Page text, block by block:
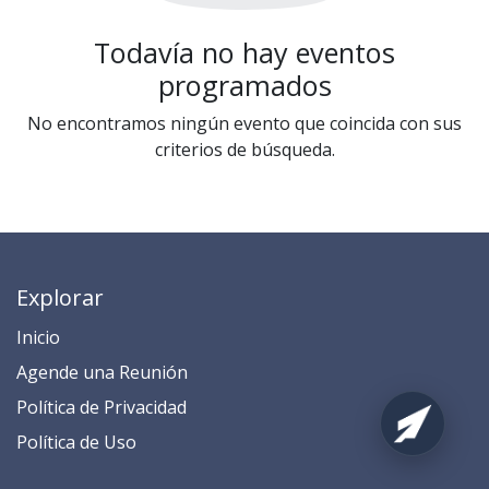
Todavía no hay eventos
programados
No encontramos ningún evento que coincida con sus
criterios de búsqueda.
Explorar
Inicio
​​​​​​​​​​​​​​​​​​​​​​​​​​​​A​gend​e ​u​na​ Reunión​
​​​​​​P​o​l​ítica de Privacidad
​​​​​​​​​​​P​o​l​í​t​ic​a​ d​e ​U​so​